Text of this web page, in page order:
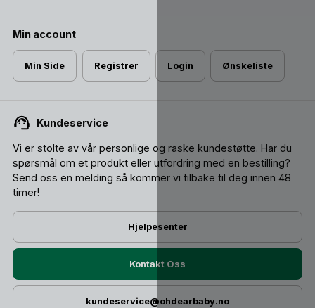
Min account
Min Side Registrer Login Ønskeliste
Kundeservice
Vi er stolte av vår personlige og raske kundestøtte. Har du
spørsmål om et produkt eller utfordring med en bestilling?
Send oss ​​en melding så kommer vi tilbake til deg innen 48
timer!
Hjelpesenter
Kontakt Oss
kundeservice@ohdearbaby.no